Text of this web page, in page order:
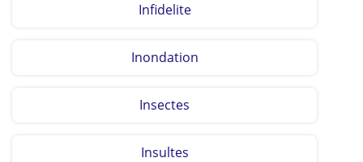
Infidelite
Inondation
Insectes
Insultes